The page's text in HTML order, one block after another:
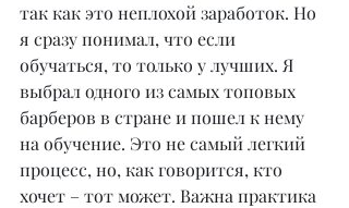
так как это неплохой заработок. Но
я сразу понимал, что если
обучаться, то только у лучших. Я
выбрал одного из самых топовых
барберов в стране и пошел к нему
на обучение. Это не самый легкий
процесс, но, как говорится, кто
хочет – тот может. Важна практика